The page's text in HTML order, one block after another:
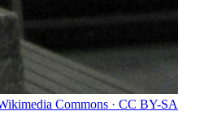
Commons · CC BY-SA